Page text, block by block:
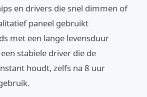
en drivers die snel dimmen of
paneel gebruikt
met een lange levensduur
stabiele driver die de
houdt, zelfs na 8 uur